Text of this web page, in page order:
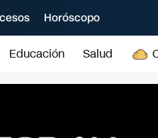
Horóscopo
Educación Salud